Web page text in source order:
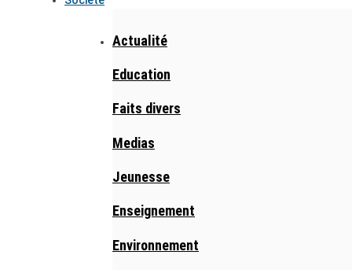
Actualité
Education
Faits divers
Medias
Jeunesse
Enseignement
Environnement